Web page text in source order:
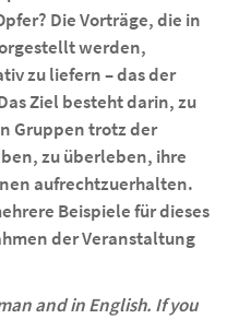
Die Vorträge, die in
werden,
zu liefern – das der
Ziel besteht darin, zu
Gruppen trotz der
zu überleben, ihre
aufrechtzuerhalten.
Beispiele für dieses
der Veranstaltung
and in English. If you